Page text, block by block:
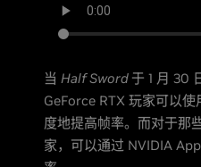
当 Half Sword 于 1 月 30
GeForce RTX 玩家可以
度地提高帧率。而对于那
家，可以通过 NVIDIA